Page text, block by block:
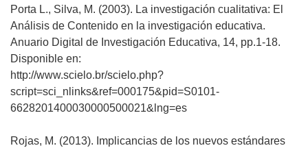
Porta L., Silva, M. (2003). La investigación cualitativa: El
Análisis de Contenido en la investigación educativa.
Anuario Digital de Investigación Educativa, 14, pp.1-18.
Disponible en:
http://www.scielo.br/scielo.php?
script=sci_nlinks&ref=000175&pid=S0101-
6628201400030000500021&lng=es
Rojas, M. (2013). Implicancias de los nuevos estándares